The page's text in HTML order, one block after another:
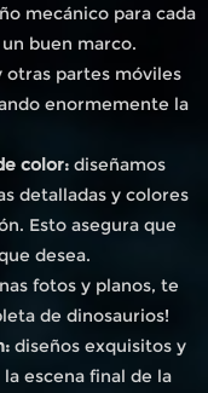
mecánico para cada
buen marco.
otras partes móviles
enormemente la
color:diseñamos
detalladas y colores
Esto asegura que
desea.
fotos y planos, te
de dinosaurios!
diseños exquisitos y
escena final de la